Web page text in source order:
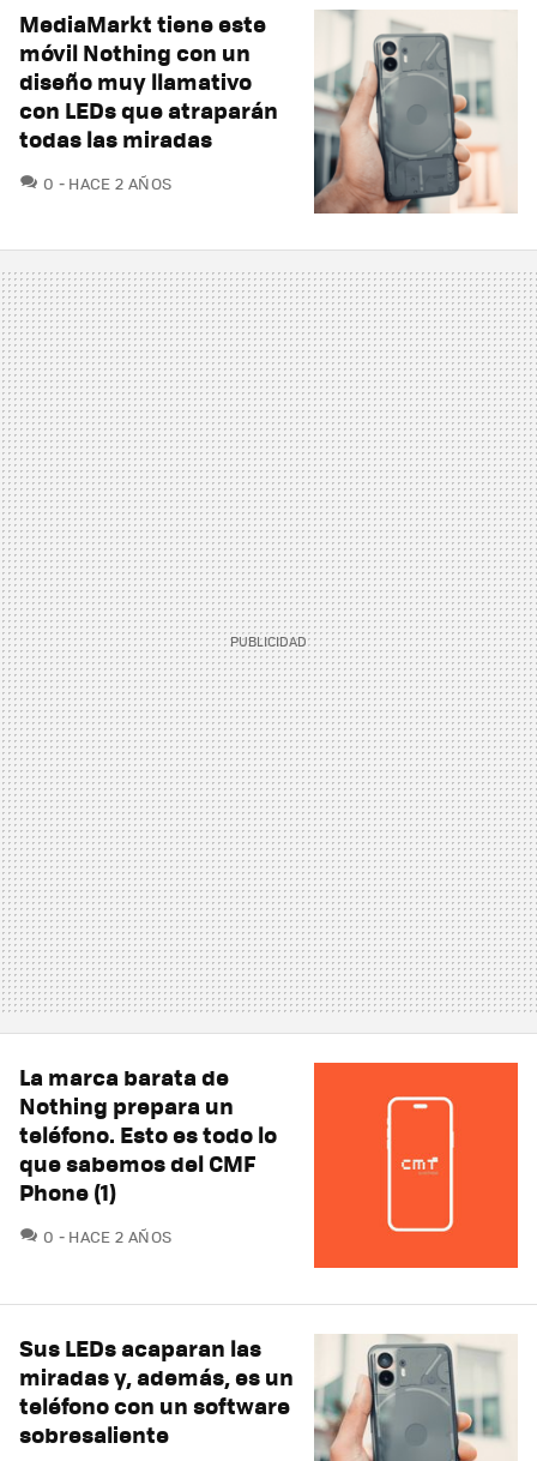
MediaMarkt tiene este
móvil Nothing con un
diseño muy llamativo
con LEDs que atraparán
todas las miradas
0 COMENTARIOS
HACE 2 AÑOS
La marca barata de
Nothing prepara un
teléfono. Esto es todo lo
que sabemos del CMF
Phone (1)
0 COMENTARIOS
HACE 2 AÑOS
Sus LEDs acaparan las
miradas y, además, es un
teléfono con un software
sobresaliente